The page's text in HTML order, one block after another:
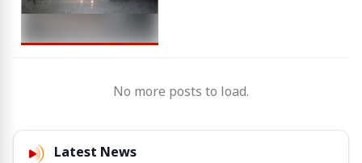
No more posts to load.
Latest News